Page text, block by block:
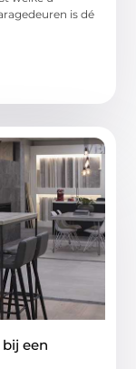
is dé
een